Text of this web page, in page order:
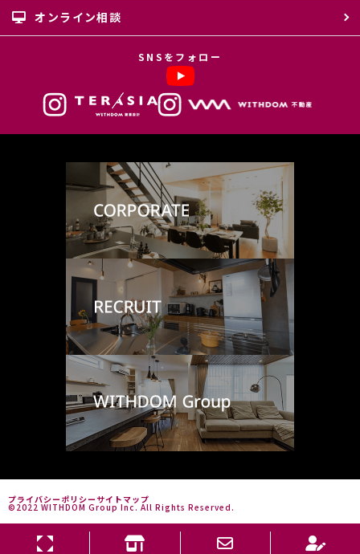
オンライン相談
SNSをフォロー
プライバシーポリシー サイトマップ
©2022 WITHDOM Group Inc. All Rights Reserved.